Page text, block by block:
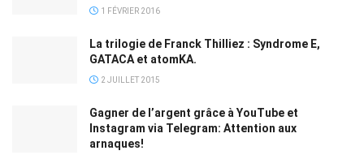
1 FÉVRIER 2016
La trilogie de Franck Thilliez : Syndrome E,
GATACA et atomKA.
2 JUILLET 2015
Gagner de l’argent grâce à YouTube et
Instagram via Telegram: Attention aux
arnaques!